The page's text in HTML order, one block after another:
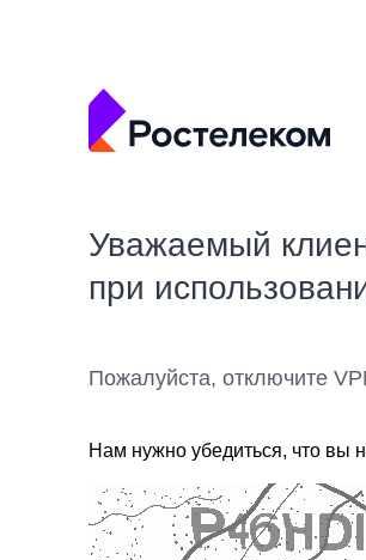
Уважаемый
при
Пожалуйста, отключите
Нам нужно убедиться, что вы